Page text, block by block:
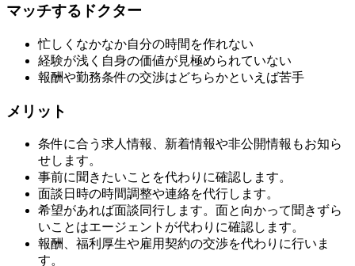
マッチするドクター
忙しくなかなか自分の時間を作れない
経験が浅く自身の価値が見極められていない
報酬や勤務条件の交渉はどちらかといえば苦手
メリット
条件に合う求人情報、新着情報や非公開情報もお知ら
せします。
事前に聞きたいことを代わりに確認します。
面談日時の時間調整や連絡を代行します。
希望があれば面談同行します。面と向かって聞きずら
いことはエージェントが代わりに確認します。
報酬、福利厚生や雇用契約の交渉を代わりに行いま
す。